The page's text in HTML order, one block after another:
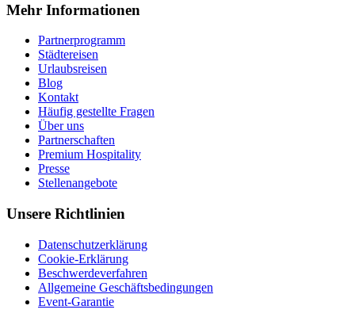
Mehr Informationen
Partnerprogramm
Städtereisen
Urlaubsreisen
Blog
Kontakt
Häufig gestellte Fragen
Über uns
Partnerschaften
Premium Hospitality
Presse
Stellenangebote
Unsere Richtlinien
Datenschutzerklärung
Cookie-Erklärung
Beschwerdeverfahren
Allgemeine Geschäftsbedingungen
Event-Garantie